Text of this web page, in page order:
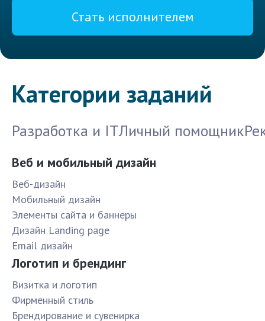
Стать исполнителем
Категории заданий
Разработка и ITЛичный помощник
Веб и мобильный дизайн
Веб-дизайн
Мобильный дизайн
Элементы сайта и баннеры
Дизайн Landing page
Email дизайн
Логотип и брендинг
Визитка и логотип
Фирменный стиль
Брендирование и сувенирка